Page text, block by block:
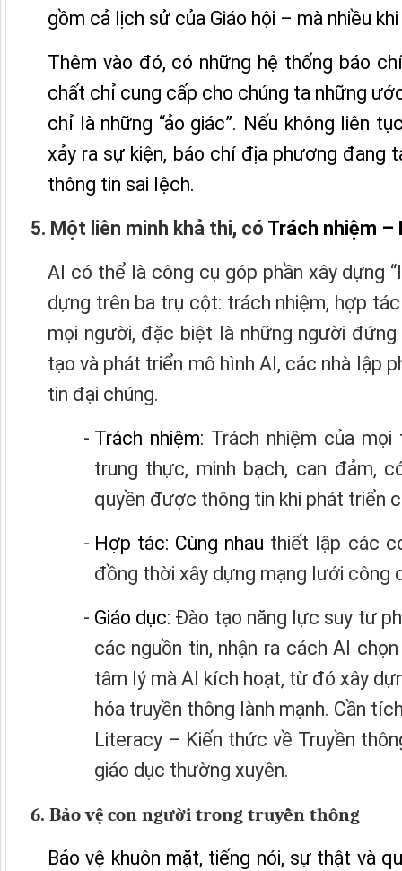
gồm cả lịch sử của Giáo hội – mà nhiều
Thêm vào đó, có những hệ thống báo
chất chỉ cung cấp cho chúng ta những
chỉ là những “ảo giác”. Nếu không liên
xảy ra sự kiện, báo chí địa phương đang
thông tin sai lệch.
5. Một liên minh khả thi, có Trách nhiệm –
AI có thể là công cụ góp phần xây dựng
dựng trên ba trụ cột: trách nhiệm, hợp
mọi người, đặc biệt là những người
tạo và phát triển mô hình AI, các nhà lập
tin đại chúng.
Trách nhiệm: Trách nhiệm của
trung thực, minh bạch, can đảm,
quyền được thông tin khi phát triển
Hợp tác: Cùng nhau thiết lập các
đồng thời xây dựng mạng lưới công
Giáo dục: Đào tạo năng lực suy tư
các nguồn tin, nhận ra cách AI
tâm lý mà AI kích hoạt, từ đó xây
hóa truyền thông lành mạnh. Cần
Literacy – Kiến thức về Truyền
giáo dục thường xuyên.
6. Bảo vệ con người trong truyền thông
Bảo vệ khuôn mặt, tiếng nói, sự thật và